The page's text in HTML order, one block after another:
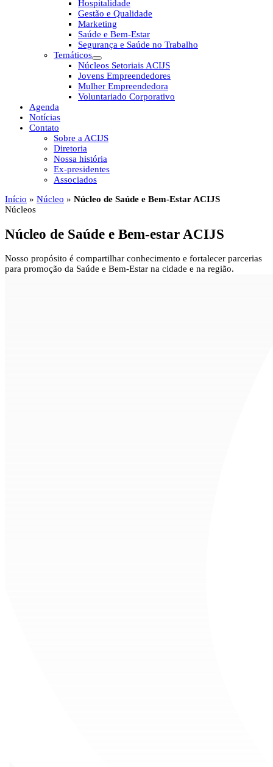
Hospitalidade
Gestão e Qualidade
Marketing
Saúde e Bem-Estar
Segurança e Saúde no Trabalho
Temáticos
Núcleos Setoriais ACIJS
Jovens Empreendedores
Mulher Empreendedora
Voluntariado Corporativo
Agenda
Notícias
Contato
Sobre a ACIJS
Diretoria
Nossa história
Ex-presidentes
Associados
Início » Núcleo » Núcleo de Saúde e Bem-Estar ACIJS
Núcleos
Núcleo de Saúde e Bem-estar ACIJS
Nosso propósito é compartilhar conhecimento e fortalecer parcerias
para promoção da Saúde e Bem-Estar na cidade e na região.